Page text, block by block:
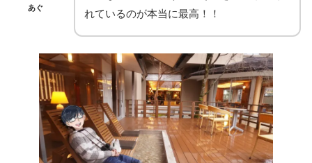
あぐ
れているのが本当に最高！！